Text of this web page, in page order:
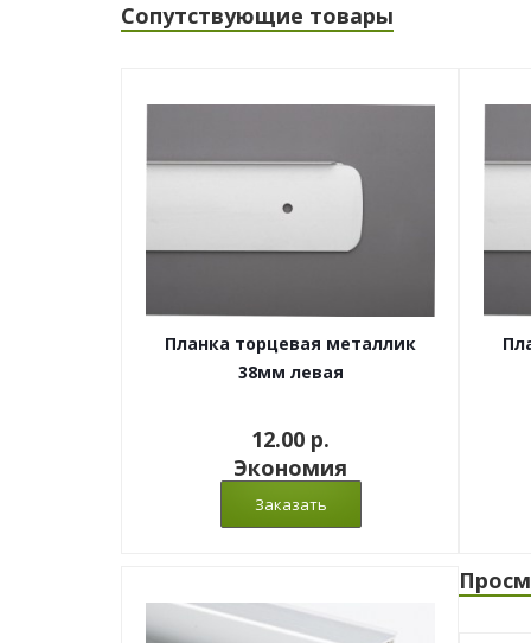
Сопутствующие товары
Планка торцевая металлик
38мм левая
12.00 p.
Экономия